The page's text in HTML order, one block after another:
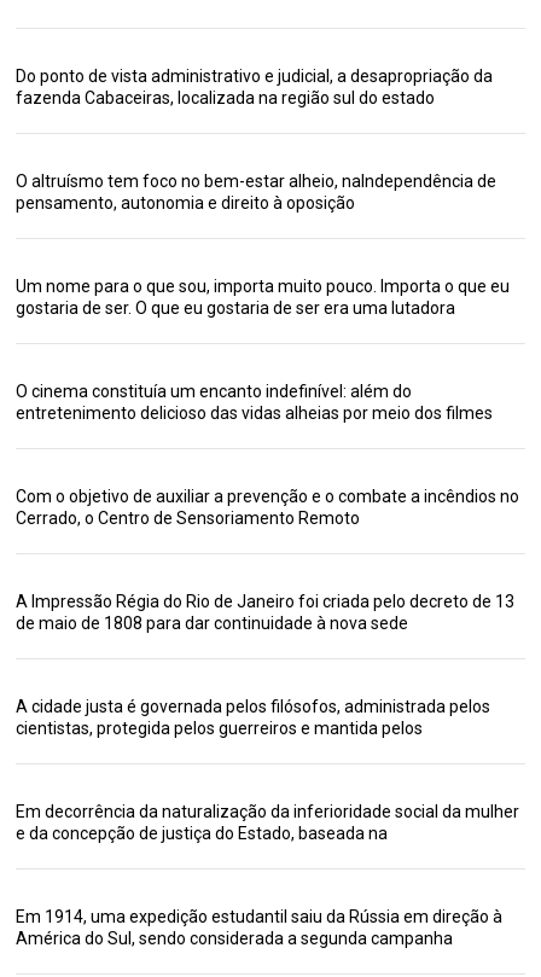
Do ponto de vista administrativo e judicial, a desapropriação da
fazenda Cabaceiras, localizada na região sul do estado
O altruísmo tem foco no bem-estar alheio, naIndependência de
pensamento, autonomia e direito à oposição
Um nome para o que sou, importa muito pouco. Importa o que eu
gostaria de ser. O que eu gostaria de ser era uma lutadora
O cinema constituía um encanto indefinível: além do
entretenimento delicioso das vidas alheias por meio dos filmes
Com o objetivo de auxiliar a prevenção e o combate a incêndios no
Cerrado, o Centro de Sensoriamento Remoto
A Impressão Régia do Rio de Janeiro foi criada pelo decreto de 13
de maio de 1808 para dar continuidade à nova sede
A cidade justa é governada pelos filósofos, administrada pelos
cientistas, protegida pelos guerreiros e mantida pelos
Em decorrência da naturalização da inferioridade social da mulher
e da concepção de justiça do Estado, baseada na
Em 1914, uma expedição estudantil saiu da Rússia em direção à
América do Sul, sendo considerada a segunda campanha